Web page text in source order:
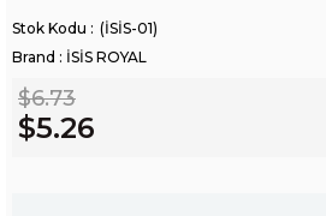
(İSİS-01)
Brand : İSİS ROYAL
$6.73
$5.26